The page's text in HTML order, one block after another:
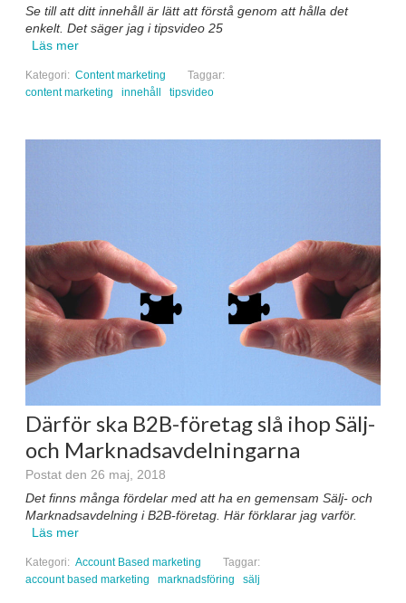
Se till att ditt innehåll är lätt att förstå genom att hålla det
enkelt. Det säger jag i tipsvideo 25
Läs mer
Kategori: Content marketing
Taggar:
content marketing
innehåll tipsvideo
Därför ska B2B-företag slå ihop Sälj-
och Marknadsavdelningarna
Postat den 26 maj, 2018
Det finns många fördelar med att ha en gemensam Sälj- och
Marknadsavdelning i B2B-företag. Här förklarar jag varför.
Läs mer
Kategori: Account Based marketing
Taggar:
account based marketing
marknadsföring sälj